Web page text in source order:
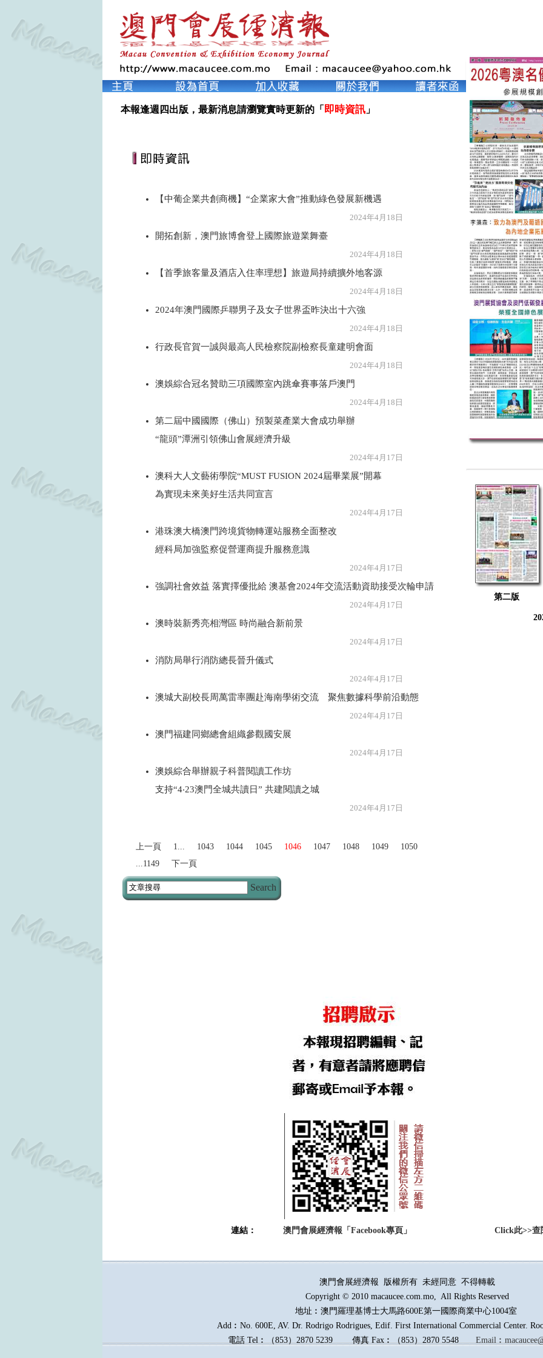
本報逢週四出版，最新消息請瀏覽實時更新的「 即時資訊」
【中葡企業共創商機】“企業家大會”推動綠色發展新機遇
2024年4月18日
開拓創新，澳門旅博會登上國際旅遊業舞臺
2024年4月18日
【首季旅客量及酒店入住率理想】旅遊局持續擴外地客源
2024年4月18日
2024年澳門國際乒聯男子及女子世界盃昨決出十六強
2024年4月18日
行政長官賀一誠與最高人民檢察院副檢察長童建明會面
2024年4月18日
澳娛綜合冠名贊助三項國際室內跳傘賽事落戶澳門
2024年4月18日
第二屆中國國際（佛山）預製菜產業大會成功舉辦
“龍頭”潭洲引領佛山會展經濟升級
2024年4月17日
澳科大人文藝術學院“MUST FUSION 2024屆畢業展”開幕
為實現未來美好生活共同宣言
2024年4月17日
港珠澳大橋澳門跨境貨物轉運站服務全面整改
經科局加強監察促營運商提升服務意識
2024年4月17日
強調社會效益 落實擇優批給 澳基會2024年交流活動資助接受次輪申請
2024年4月17日
澳時裝新秀亮相灣區 時尚融合新前景
2024年4月17日
消防局舉行消防總長晉升儀式
2024年4月17日
澳城大副校長周萬雷率團赴海南學術交流 聚焦數據科學前沿動態
2024年4月17日
澳門福建同鄉總會組織參觀國安展
2024年4月17日
澳娛綜合舉辦親子科普閱讀工作坊
支持“4‧23澳門全城共讀日” 共建閱讀之城
2024年4月17日
上一頁 1... 1043 1044 1045 1046 1047 1048 1049
1050
...1149
下一頁
Search
第二版
連結： 澳門會展經濟報「Facebook專頁」 Click此>>查
澳門會展經濟報 版權所有 未經同意 不得轉載
Copyright © 2010 macaucee.com.mo, All Rights Reserved
地址︰澳門羅理基博士大馬路600E第一國際商業中心1004室
Add︰No. 600E, AV. Dr. Rodrigo Rodrigues, Edif. First International Commercial Center.
電話 Tel︰（853）2870 5239傳真Fax︰（853）2870 5548 Email︰